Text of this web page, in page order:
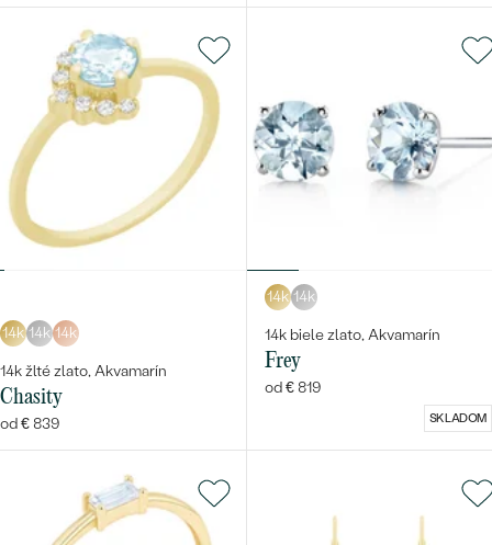
14k 14k 14k
14k žlté zlato, Akvamarín
Chasity
od € 839
14k 14k
14k biele zlato, Akvamarín
Frey
od € 819
SKLADOM